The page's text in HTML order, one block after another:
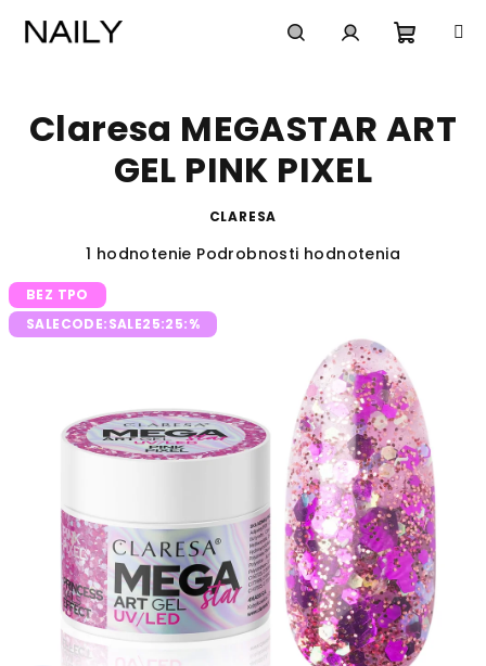
košík
Claresa MEGASTAR ART
GEL PINK PIXEL
CLARESA
Priemerné
produktu
je
5,0
hviezdičiek.
1 hodnotenie Podrobnosti hodnotenia
BEZ TPO
SALECODE:SALE25:25:%